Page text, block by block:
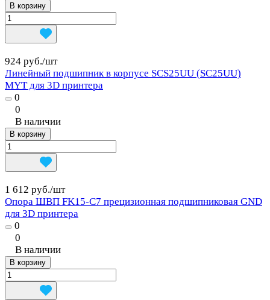
В корзину
924 руб./шт
Линейный подшипник в корпусе SCS25UU (SC25UU)
MYT для 3D принтера
0
0
В наличии
В корзину
1 612 руб./шт
Опора ШВП FK15-C7 прецизионная подшипниковая GND
для 3D принтера
0
0
В наличии
В корзину